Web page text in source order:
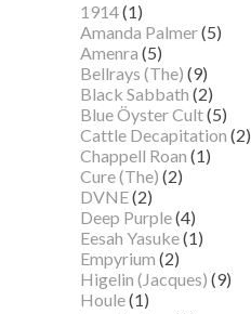
1914(1)
Amanda Palmer(5)
Amenra (5)
Bellrays (The) (9)
Black Sabbath (2)
Blue Öyster Cult(5)
Cattle Decapitation (2)
Chappell Roan (1)
Cure (The) (2)
DVNE(2)
Deep Purple(4)
Eesah Yasuke(1)
Empyrium (2)
Higelin (Jacques) (9)
Houle(1)